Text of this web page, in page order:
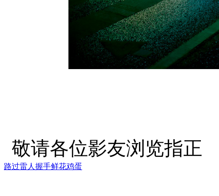
敬请各位影友浏览指正
路过雷人 握手鲜花鸡蛋